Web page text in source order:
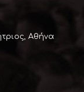
Αθήνα